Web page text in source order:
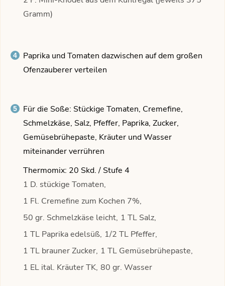
Gramm)
Paprika und Tomaten dazwischen auf dem großen
Ofenzauberer verteilen
Für die Soße: Stückige Tomaten, Cremefine,
Schmelzkäse, Salz, Pfeffer, Paprika, Zucker,
Gemüsebrühepaste, Kräuter und Wasser
miteinander verrühren
Thermomix: 20 Skd. / Stufe 4
1 D. stückige Tomaten,
1 Fl. Cremefine zum Kochen 7%,
50 gr. Schmelzkäse leicht, 1 TL Salz,
1 TL Paprika edelsüß, 1/2 TL Pfeffer,
1 TL brauner Zucker, 1 TL Gemüsebrühepaste,
1 EL ital. Kräuter TK, 80 gr. Wasser